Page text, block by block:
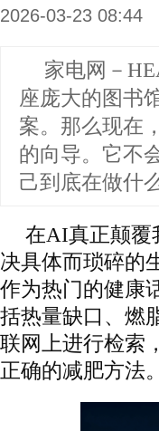
2026-03-23 08:44
家电网－
座庞大的图书
案。那么现在
的向导。它不
己到底在做什么
在AI真正颠覆
决具体而琐碎的
作为热门的健康
括热量缺口、燃
联网上进行检索
正确的减肥方法。